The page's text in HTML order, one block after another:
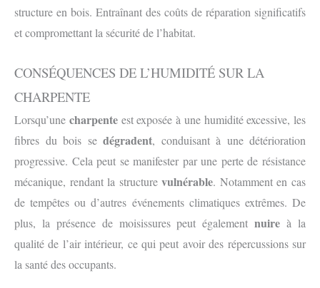
structure en bois. Entraînant des coûts de réparation significatifs
et compromettant la sécurité de l’habitat.
CONSÉQUENCES DE L’HUMIDITÉ SUR LA
CHARPENTE
Lorsqu’une charpenteest exposée à une humidité excessive, les
fibres du bois sedégradent, conduisant à une détérioration
progressive. Cela peut se manifester par une perte de résistance
mécanique, rendant la structurevulnérable. Notamment en cas
de tempêtes ou d’autres événements climatiques extrêmes. De
plus, la présence de moisissures peut égalementnuire à la
qualité de l’air intérieur, ce qui peut avoir des répercussions sur
la santé des occupants.